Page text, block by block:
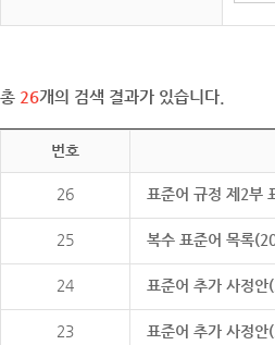
총 26개의 검색 결과가 있습니다.
번호
26 표준어 규정 제2부
25 복수 표준어 목록
24 표준어 추가 사정안
23 표준어 추가 사정안